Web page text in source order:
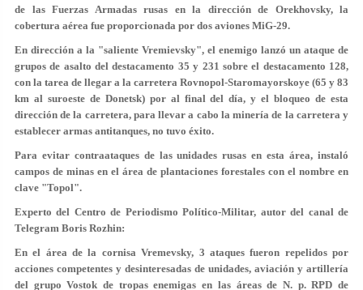
de las Fuerzas Armadas rusas en la dirección de Orekhovsky, la
cobertura aérea fue proporcionada por dos aviones MiG-29.
En dirección a la "saliente Vremievsky", el enemigo lanzó un ataque de
grupos de asalto del destacamento 35 y 231 sobre el destacamento 128,
con la tarea de llegar a la carretera Rovnopol-Staromayorskoye (65 y 83
km al suroeste de Donetsk) por al final del día, y el bloqueo de esta
dirección de la carretera, para llevar a cabo la minería de la carretera y
establecer armas antitanques, no tuvo éxito.
Para evitar contraataques de las unidades rusas en esta área, instaló
campos de minas en el área de plantaciones forestales con el nombre en
clave "Topol".
Experto del Centro de Periodismo Político-Militar, autor del canal de
Telegram Boris Rozhin:
En el área de la cornisa Vremevsky, 3 ataques fueron repelidos por
acciones competentes y desinteresadas de unidades, aviación y artillería
del grupo Vostok de tropas enemigas en las áreas de N. p. RPD de